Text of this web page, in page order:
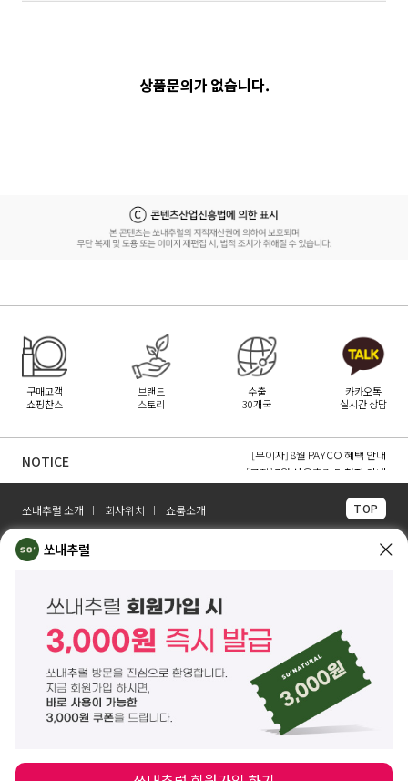
상품문의가 없습니다.
구매고객
쇼핑찬스
브랜드
스토리
수출
30개국
카카오톡
실시간 상담
NOTICE
[무이자] 8월 PAYCO 혜택 안내
[공지] 7월 사용후기 당첨자 안내
쏘내추럴 소개 회사위치 쇼룸소개 TOP
쏘내추럴(주)
대표이사 조주호
마케팅 문의
marketing@sonatural.co.kr
본사 고객센터 문의02-573-6769 (평일 10:00~18:00 / 점심시간 12:30~13:30)
해외 수출 문의
MAILinfo@sonatural.co.kr
COPYRIGHT©SONATURAL.CO.KR ALL RIGHT RESERVERD.
쏘내추럴